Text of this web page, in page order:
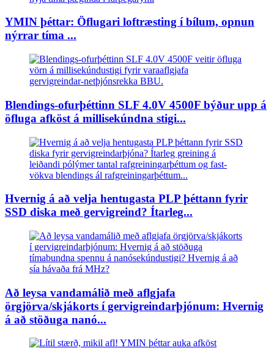
YMIN þéttar: Öflugari loftræsting í bílum, opnun
nýrrar tíma ...
Blendings-ofurþéttinn SLF 4.0V 4500F býður upp á
öfluga afköst á millisekúndna stigi...
Hvernig á að velja hentugasta PLP þéttann fyrir
SSD diska með gervigreind? Ítarleg...
Að leysa vandamálið með aflgjafa
örgjörva/skjákorts í gervigreindarþjónum: Hvernig
á að stöðuga nanó...